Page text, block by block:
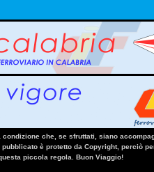
che, se sfruttati, siano
è protetto da Copyright, perciò
piccola regola. Buon Viaggio!